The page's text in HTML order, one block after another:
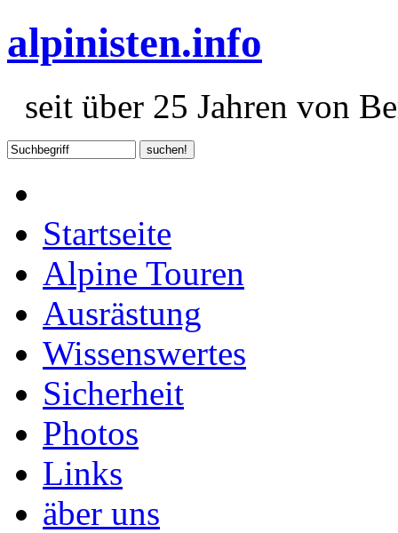
alpinisten.info
seit über 25 Jahren von
Startseite
Alpine Touren
Ausrästung
Wissenswertes
Sicherheit
Photos
Links
äber uns